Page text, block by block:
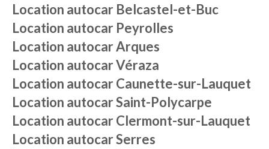
Location autocar Belcastel-et-Buc
Location autocar Peyrolles
Location autocarArques
Location autocarVéraza
Location autocarCaunette-sur-Lauquet
Location autocarSaint-Polycarpe
Location autocarClermont-sur-Lauquet
Location autocarSerres